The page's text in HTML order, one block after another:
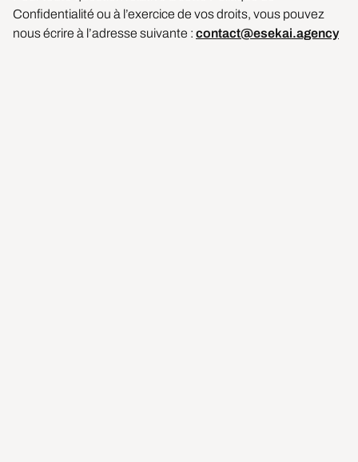
Confidentialité ou à l’exercice de vos droits, vous pouvez
nous écrire à l’adresse suivante : contact@esekai.agency